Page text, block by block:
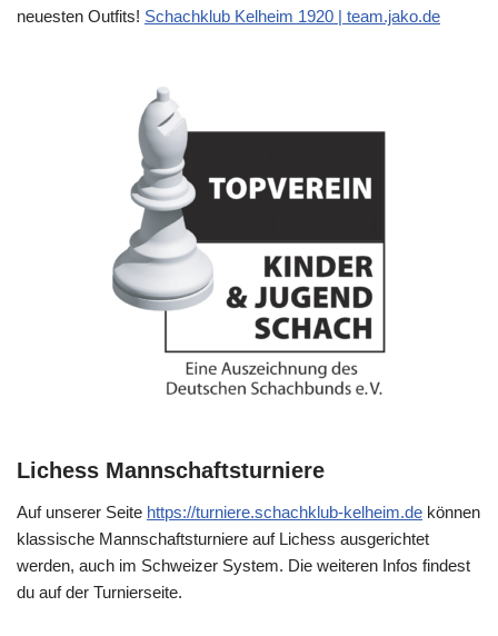
neuesten Outfits! Schachklub Kelheim 1920 | team.jako.de
Lichess Mannschaftsturniere
Auf unserer Seite https://turniere.schachklub-kelheim.de können
klassische Mannschaftsturniere auf Lichess ausgerichtet
werden, auch im Schweizer System. Die weiteren Infos findest
du auf der Turnierseite.